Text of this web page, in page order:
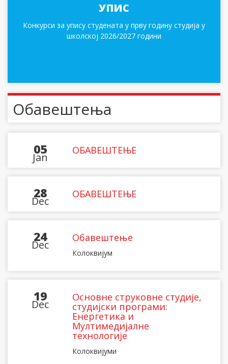
УПИС
Конкурси за упису студената у прву годину студија у
школској 2026/2027 години
Обавештења
05
Jan
ОБАВЕШТЕЊЕ
28
Dec
ОБАВЕШТЕЊЕ
24
Dec
Обавештење
Колоквијум
19
Dec
Основне струковне студије,
студијски програми:
Енергетика и
Мултимедијалне
технологије
Колоквијуми